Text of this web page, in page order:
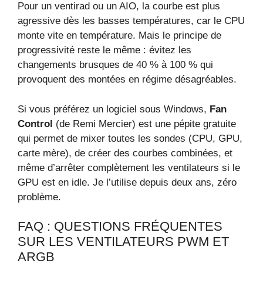
Pour un ventirad ou un AIO, la courbe est plus
agressive dès les basses températures, car le CPU
monte vite en température. Mais le principe de
progressivité reste le même : évitez les
changements brusques de 40 % à 100 % qui
provoquent des montées en régime désagréables.
Si vous préférez un logiciel sous Windows, Fan
Control (de Remi Mercier) est une pépite gratuite
qui permet de mixer toutes les sondes (CPU, GPU,
carte mère), de créer des courbes combinées, et
même d’arrêter complètement les ventilateurs si le
GPU est en idle. Je l’utilise depuis deux ans, zéro
problème.
FAQ : QUESTIONS FRÉQUENTES
SUR LES VENTILATEURS PWM ET
ARGB